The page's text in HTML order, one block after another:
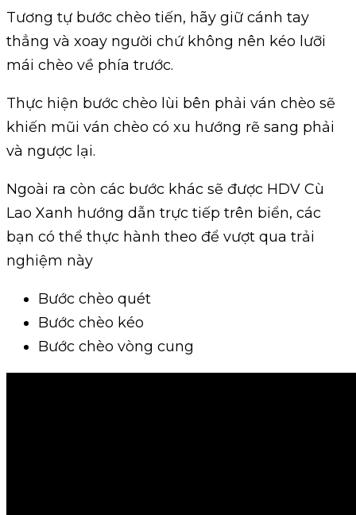
Tương tự bước chèo tiến, hãy giữ cánh tay
thẳng và xoay người chứ không nên kéo lưỡi
mái chèo về phía trước.
Thực hiện bước chèo lùi bên phải ván chèo sẽ
khiến mũi ván chèo có xu hướng rẽ sang phải
và ngược lại.
Ngoài ra còn các bước khác sẽ được HDV Cù
Lao Xanh hướng dẫn trực tiếp trên biển, các
bạn có thể thực hành theo để vượt qua trải
nghiệm này
Bước chèo quét
Bước chèo kéo
Bước chèo vòng cung